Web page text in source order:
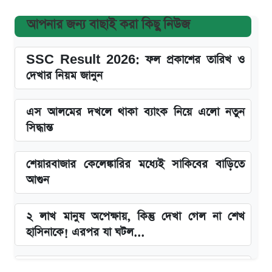
আপনার জন্য বাছাই করা কিছু নিউজ
SSC Result 2026: ফল প্রকাশের তারিখ ও
দেখার নিয়ম জানুন
এস আলমের দখলে থাকা ব্যাংক নিয়ে এলো নতুন
সিদ্ধান্ত
শেয়ারবাজার কেলেঙ্কারির মধ্যেই সাকিবের বাড়িতে
আগুন
২ লাখ মানুষ অপেক্ষায়, কিন্তু দেখা গেল না শেখ
হাসিনাকে! এরপর যা ঘটল...